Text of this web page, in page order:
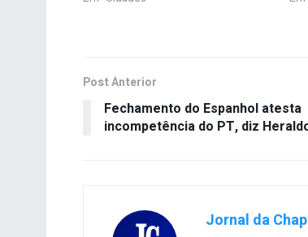
Post Anterior
Fechamento do Espanhol atesta
incompetência do PT, diz
Jornal da